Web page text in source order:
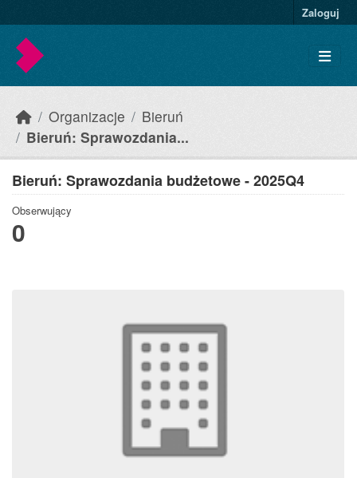
Zaloguj
Organizacje
Bieruń
Bieruń: Sprawozdania...
Bieruń: Sprawozdania budżetowe - 2025Q4
Obserwujący
0